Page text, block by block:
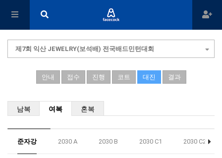
제7회 익산 JEWELRY(보석배) 전국배드민턴대회
안내 접수 진행 코트 대진 결과
남복 여복 혼복
준자강 2030 A 2030 B 2030 C1 2030 C2